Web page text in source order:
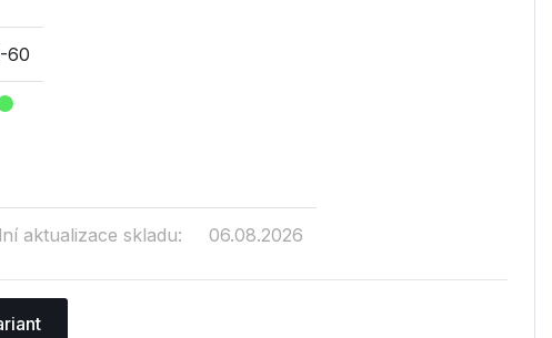
60
aktualizace skladu: 06.08.2026